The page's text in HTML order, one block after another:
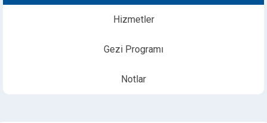
Hizmetler
Gezi Programı
Notlar